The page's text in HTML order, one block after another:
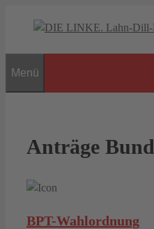
Menü
Anträge Bund
BPT-Wahlordnung